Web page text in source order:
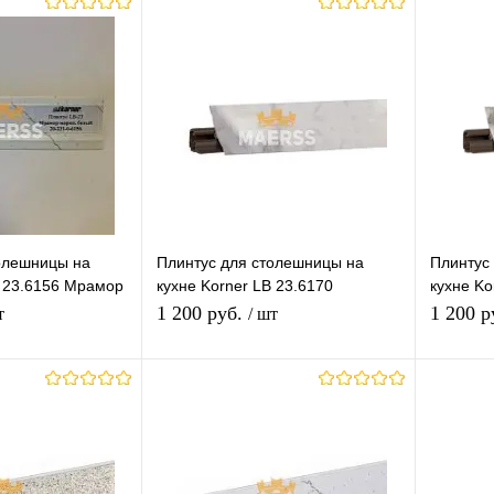
сравнению
Под заказ
сравнению
В избранное В
на
23.6156 Мрамор
сравнению
Плинтус для столешницы на
кухне Korner LB 23.6170
Альберика
1 200 руб. / шт
сравнению
кухне
1 200